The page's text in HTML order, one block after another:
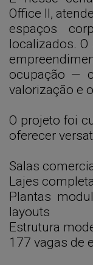
Office II,
espaços
localizados.
ocupação —
valorização e
O projeto foi
oferecer
Salas
Lajes
Plantas
layouts
Estrutura
177 vagas de